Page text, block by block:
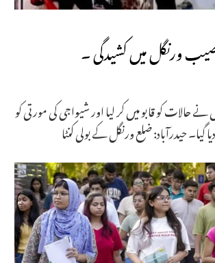
ورنگل میں کشیدگی ۔
نے حالات کو قابو میں کر لیا اور شیواجی کی مورتی کو
گیا۔ حیدرآباد: ضلع ورنگل کے بولی کنٹا